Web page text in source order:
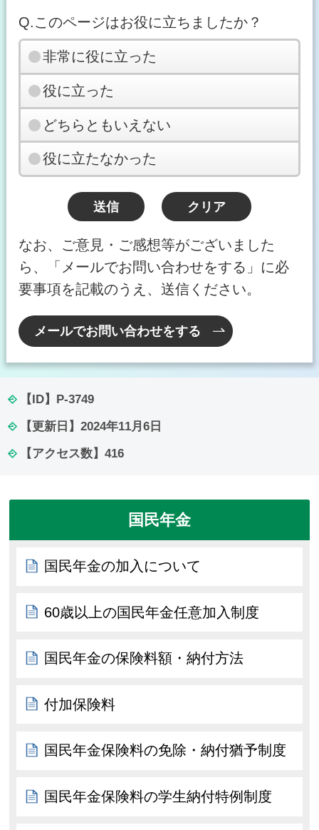
Q.このページはお役に立ちましたか？
非常に役に立った
役に立った
どちらともいえない
役に立たなかった
なお、ご意見・ご感想等がございました
ら、「メールでお問い合わせをする」に必
要事項を記載のうえ、送信ください。
メールでお問い合わせをする
【ID】 P-3749
【更新日】 2024年11月6日
【アクセス数】 416
国民年金
国民年金の加入について
60歳以上の国民年金任意加入制度
国民年金の保険料額・納付方法
付加保険料
国民年金保険料の免除・納付猶予制度
国民年金保険料の学生納付特例制度